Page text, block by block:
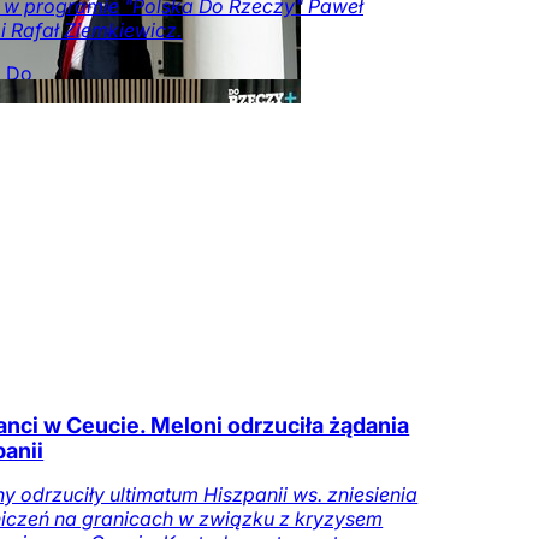
programie "Polska Do Rzeczy" Paweł
Rafał Ziemkiewicz.
Do
OpinieKrajTylko
w Ceucie. Meloni odrzuciła żądania
odrzuciły ultimatum Hiszpanii ws. zniesienia
na granicach w związku z kryzysem